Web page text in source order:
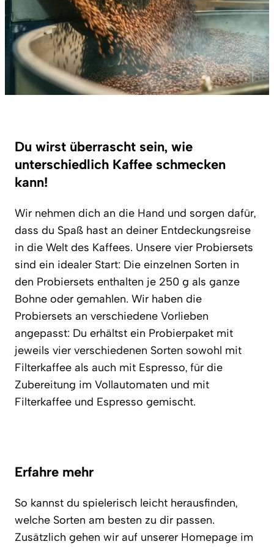
Du wirst überrascht sein, wie
unterschiedlich Kaffee schmecken
kann!
Wir nehmen dich an die Hand und sorgen dafür,
dass du Spaß hast an deiner Entdeckungsreise
in die Welt des Kaffees. Unsere vier Probiersets
sind ein idealer Start: Die einzelnen Sorten in
den Probiersets enthalten je 250 g als ganze
Bohne oder gemahlen. Wir haben die
Probiersets an verschiedene Vorlieben
angepasst: Du erhältst ein Probierpaket mit
jeweils vier verschiedenen Sorten sowohl mit
Filterkaffee als auch mit Espresso, für die
Zubereitung im Vollautomaten und mit
Filterkaffee und Espresso gemischt.
Erfahre mehr
So kannst du spielerisch leicht herausfinden,
welche Sorten am besten zu dir passen.
Zusätzlich gehen wir auf unserer Homepage im